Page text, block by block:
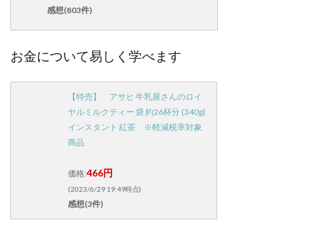
感想(803件)
お金について易しく学べます
【特売】 アサヒ 牛乳屋さんのロイ
ヤルミルクティー 袋 約26杯分 (340g)
インスタント 紅茶 ※軽減税率対象
商品
価格:466円
(2023/6/29 19:49時点)
感想(3件)